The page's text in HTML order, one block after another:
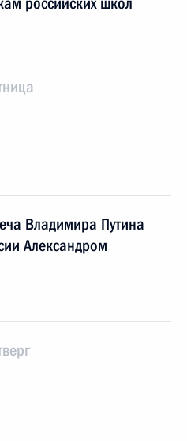
Владимира Путина
Александром